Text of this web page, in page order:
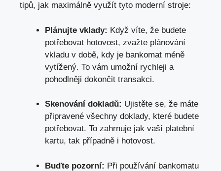
tipů, jak maximálně ​využít tyto moderní stroje:
Plánujte vklady: Když víte, že budete
potřebovat hotovost, zvažte plánování
vkladu v době, kdy je bankomat méně
vytížený. To vám umožní rychleji a
pohodlněji dokončit transakci.
Skenování dokladů: Ujistěte se, že‍ máte
připravené všechny doklady, které budete ​
potřebovat. To‌ zahrnuje jak vaší platební
kartu, tak případně i hotovost.
Buďte pozorní: Při používání bankomatu